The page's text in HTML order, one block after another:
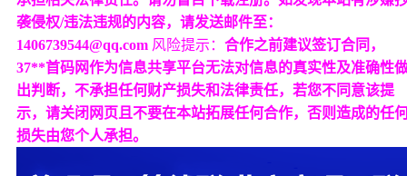
袭侵权/违法违规的内容，请发送邮件至：
1406739544@qq.com 风险提示： 合作之前建议签订合同，
37**首码网作为信息共享平台无法对信息的真实性及准确性
出判断，不承担任何财产损失和法律责任，若您不同意该提
示，请关闭网页且不要在本站拓展任何合作，否则造成的任
损失由您个人承担。